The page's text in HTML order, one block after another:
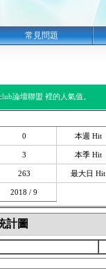
常見問題
論壇聯盟 裡的人氣值。
0 本週 Hit
3 本季 Hit
263 最大日 Hit
2018 / 9
計圖